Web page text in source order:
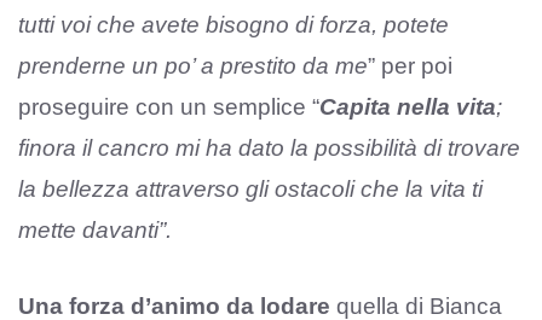
tutti voi che avete bisogno di forza, potete
prenderne un po’ a prestito da me” per poi
proseguire con un semplice “Capita nella vita;
finora il cancro mi ha dato la possibilità di trovare
la bellezza attraverso gli ostacoli che la vita ti
mette davanti”.
Una forza d’animo da lodare quella di Bianca